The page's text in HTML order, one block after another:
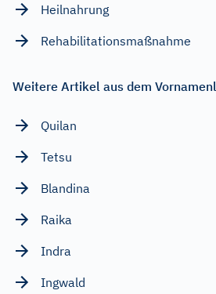
Heilnahrung
Rehabilitationsmaßnahme
Weitere Artikel aus dem
Quilan
Tetsu
Blandina
Raika
Indra
Ingwald